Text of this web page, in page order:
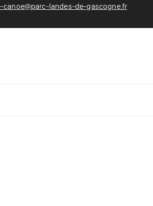
canoe@parc-landes-de-gascogne.fr